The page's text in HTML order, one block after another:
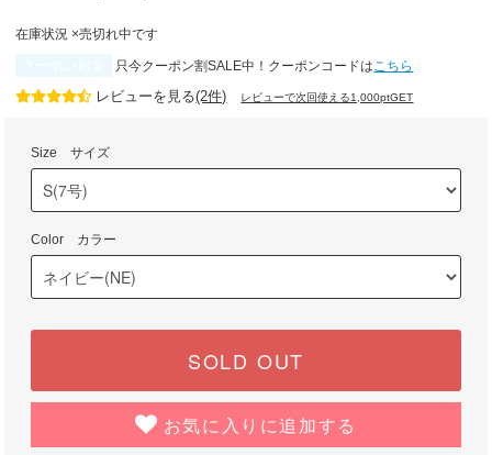
在庫状況 ×売切れ中です
只今クーポン割SALE中！クーポンコードはこちら
レビューを見る(2件) レビューで次回使える1,000ptGET
Size サイズ
Color カラー
SOLD OUT
お気に入りに追加する